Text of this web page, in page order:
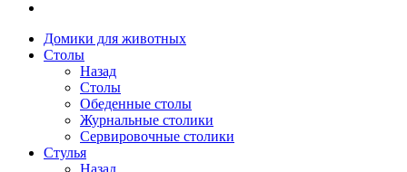
Домики для животных
Столы
Назад
Столы
Обеденные столы
Журнальные столики
Сервировочные столики
Стулья
Назад